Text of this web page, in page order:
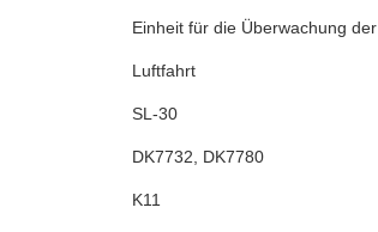
Einheit für die Überwachung der
Luftfahrt
SL-30
DK7732, DK7780
K11